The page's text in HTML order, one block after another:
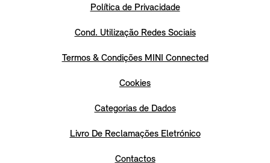
Política de Privacidade
Cond. Utilização Redes Sociais
Termos & Condições MINI Connected
Cookies
Categorias de Dados
Livro De Reclamações Eletrónico
Contactos